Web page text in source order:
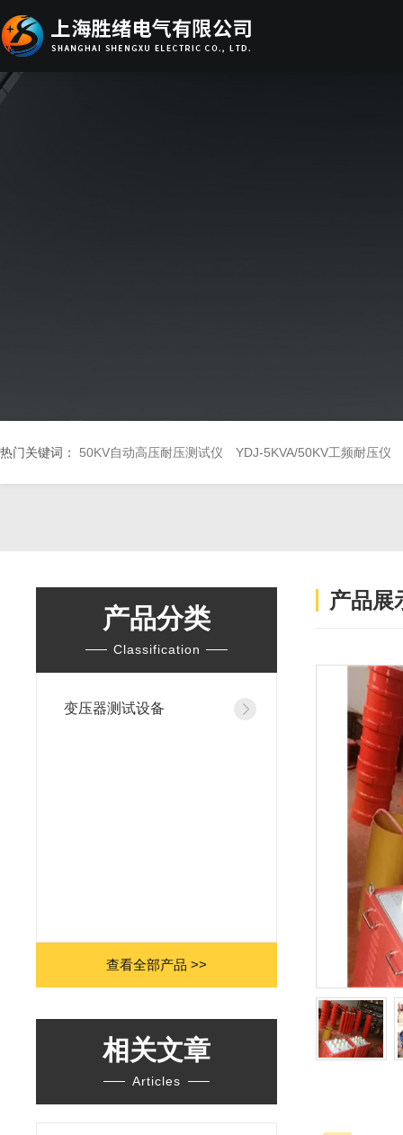
热门关键词： 50KV自动高压耐压测试仪 YDJ-5KVA/50KV工频耐压仪
产品分类
Classification
变压器测试设备
查看全部产品 >>
相关文章
Articles
产品展